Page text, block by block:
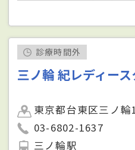
診療時間外
三ノ輪 紀レディー
東京都台東区三ノ
03-6802-1637
三ノ輪駅